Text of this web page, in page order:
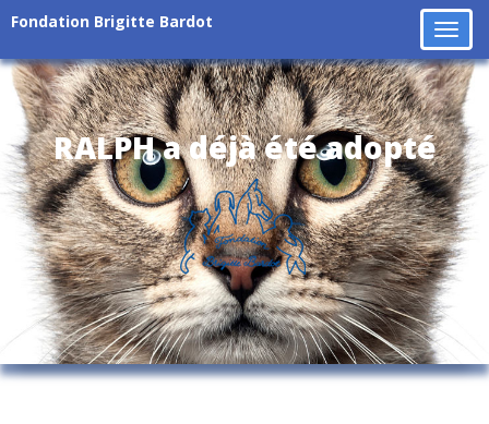
Fondation Brigitte Bardot
RALPH a déjà été adopté